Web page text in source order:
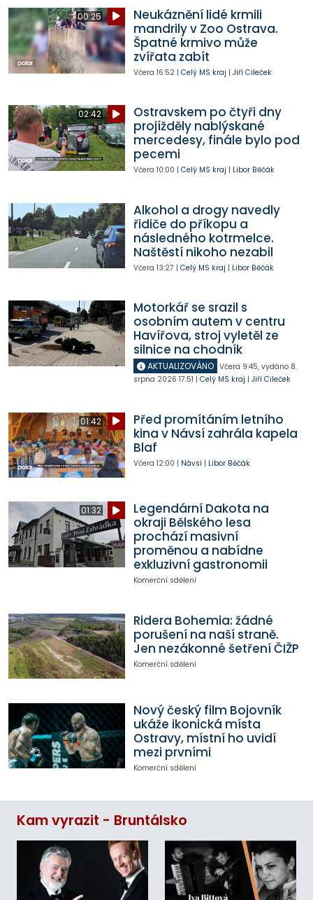
00:25
Neukáznění lidé krmili
mandrily v Zoo Ostrava.
Špatné krmivo může
zvířata zabít
Včera 16:52| Celý MS kraj | Jiří Cileček
02:42
Ostravskem po čtyři dny
projížděly nablýskané
mercedesy, finále bylo pod
pecemi
Včera 10:00 | Celý MS kraj | Libor Běčák
Alkohol a drogy navedly
řidiče do příkopu a
následného kotrmelce.
Naštěstí nikoho nezabil
Včera 13:27 | Celý MS kraj | Libor Běčák
Motorkář se srazil s
osobním autem v centru
Havířova, stroj vyletěl ze
silnice na chodník
AKTUALIZOVÁNO Včera 9:45, vydáno 8.
srpna 2026 17:51 | Celý MS kraj | Jiří Cileček
01:42
Před promítáním letního
kina v Návsí zahrála kapela
Blaf
Včera 12:00 | Návsí| Libor Běčák
01:32
Legendární Dakota na
okraji Bělského lesa
prochází masivní
proměnou a nabídne
exkluzivní gastronomii
Komerční sdělení
Ridera Bohemia: žádné
porušení na naší straně.
Jen nezákonné šetření ČIŽP
Komerční sdělení
Nový český film Bojovník
ukáže ikonická místa
Ostravy, místní ho uvidí
mezi prvními
Komerční sdělení
Kam vyrazit - Bruntálsko